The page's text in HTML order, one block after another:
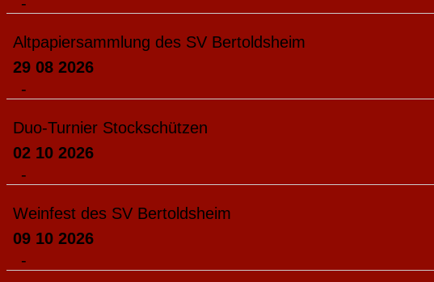
Altpapiersammlung des SV Bertoldsheim
29 08 2026
-
Duo-Turnier Stockschützen
02 10 2026
-
Weinfest des SV Bertoldsheim
09 10 2026
-